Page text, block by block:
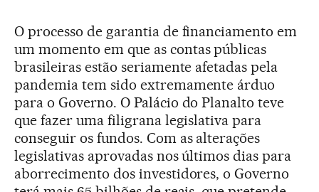
O processo de garantia de financiamento em
um momento em que as contas públicas
brasileiras estão seriamente afetadas pela
pandemia tem sido extremamente árduo
para o Governo. O Palácio do Planalto teve
que fazer uma filigrana legislativa para
conseguir os fundos. Com as alterações
legislativas aprovadas nos últimos dias para
aborrecimento dos investidores, o Governo